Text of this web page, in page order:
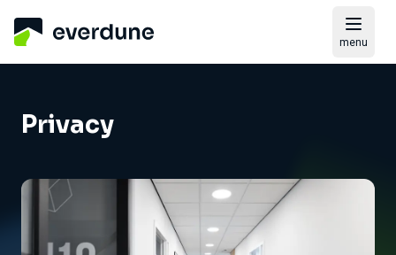
menu
Privacy